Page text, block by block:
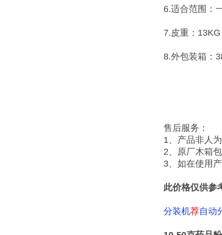
6.适合范围：
7.皮重：13KG
8.外包装箱：
售后服务：
1、产品非人
2、原厂木箱
3、如在使用
此价格仅供参
分装机荐自动